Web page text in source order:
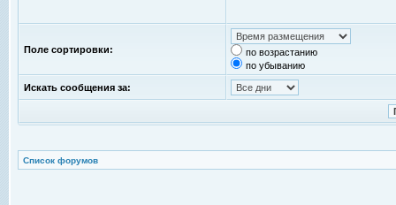
Поле сортировки:
по возрастанию
по убыванию
Искать сообщения за:
Список форумов